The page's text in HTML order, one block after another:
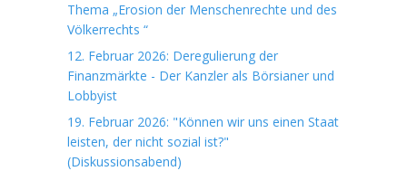
Thema „Erosion der Menschenrechte und des
Völkerrechts “
12. Februar 2026: Deregulierung der
Finanzmärkte - Der Kanzler als Börsianer und
Lobbyist
19. Februar 2026: "Können wir uns einen Staat
leisten, der nicht sozial ist?"
(Diskussionsabend)